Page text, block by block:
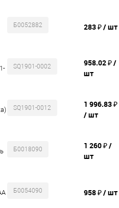
Б0052882 283 ₽/ шт
SQ1901-0002 958.02 ₽/
шт
SQ1901-0012
1 996.83 ₽
/ шт
Б0018090 1 260 ₽/
шт
Б0054090 958 ₽/ шт